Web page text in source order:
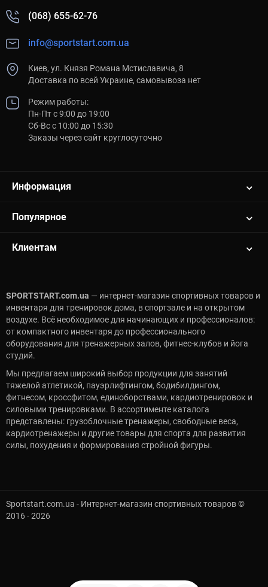
(068) 655-62-76
info@sportstart.com.ua
Киев, ул. Князя Романа Мстиславича, 8
Доставка по всей Украине, самовывоза нет
Режим работы:
Пн-Пт с 9:00 до 19:00
Сб-Вс с 10:00 до 15:30
Заказы через сайт круглосуточно
Информация
Популярное
Клиентам
SPORTSTART.com.ua — интернет-магазин спортивных товаров и
инвентаря для тренировок дома, в спортзале и на открытом
воздухе. Всё необходимое для начинающих и профессионалов:
от компактного инвентаря до профессионального
оборудования для тренажерных залов, фитнес-клубов и йога
студий.
Мы предлагаем широкий выбор продукции для занятий
тяжелой атлетикой, пауэрлифтингом, бодибилдингом,
фитнесом, кроссфитом, единоборствами, кардиотренировок и
силовыми тренировками. В ассортименте каталога
представлены: грузоблочные тренажеры, свободные веса,
кардиотренажеры и другие товары для спорта для развития
силы, похудения и формирования стройной фигуры.
Sportstart.com.ua - Интернет-магазин спортивных товаров ©
2016 - 2026